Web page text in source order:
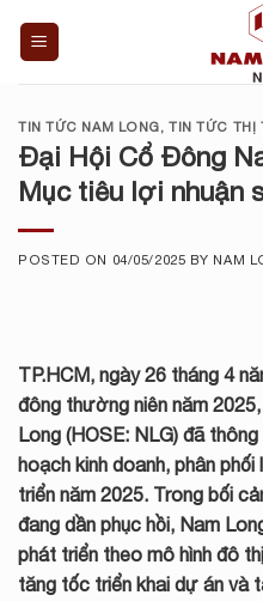
TIN TỨC NAM LONG,TIN TỨC THỊ
Đại Hội Cổ Đông
Mục tiêu lợi nhuận
POSTED ON 04/05/2025 BY NAM
TP.HCM, ngày 26 tháng 4
đông thường niên năm
Long (HOSE: NLG) đã
hoạch kinh doanh, phân
triển năm 2025. Trong bối
đang dần phục hồi, Nam
phát triển theo mô hình đô
tăng tốc triển khai dự án và